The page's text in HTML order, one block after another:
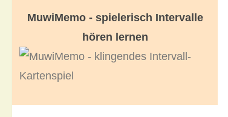
MuwiMemo - spielerisch Intervalle
hören lernen